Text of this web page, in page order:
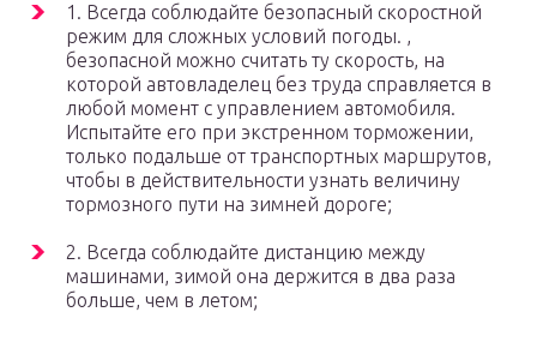
1. Всегда соблюдайте безопасный скоростной
режим для сложных условий погоды. ,
безопасной можно считать ту скорость, на
которой автовладелец без труда справляется в
любой момент с управлением автомобиля.
Испытайте его при экстренном торможении,
только подальше от транспортных маршрутов,
чтобы в действительности узнать величину
тормозного пути на зимней дороге;
2. Всегда соблюдайте дистанцию между
машинами, зимой она держится в два раза
больше, чем в летом;